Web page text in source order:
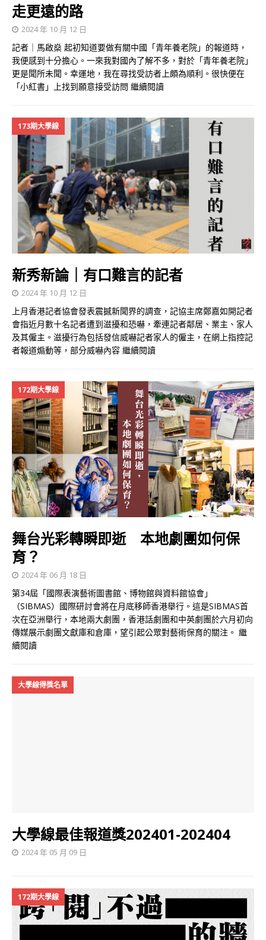
走更遠的路
2024 年 10 月 12 日
記者｜馬啟燊 起初知道要做有關中國「青年養老院」的報道時，
我便感到十分擔心。一來我對國內了解不多，對於「青年養老院」
更是聞所未聞。幸運地，我在尋找受訪者上頗為順利。很快便在
「小紅書」上找到願意接受訪問 繼續閱讀
173期大學線
新秀新論｜有口難言的記者
2024 年 10 月 12 日
上月香港記者協會發表震撼新聞界的調查，記協主席鄭嘉如開記者
會指近月數十名記者遭到滋擾和恐嚇，牽連記者鄰居、業主、家人
及其僱主。滋擾行為包括發信威嚇記者家人的僱主，在網上指控記
者報道煽動等，部分威嚇內容 繼續閱讀
172期大學線
舞台光彩轉瞬即逝 本地劇團如何保
育？
2024 年 06 月 18 日
第34屆「國際表演藝術圖書館、博物館與資料館協會」
（SIBMAS）國際研討會將在月底移師香港舉行。這是SIBMAS首
次在亞洲舉行，本地兩大劇團，香港話劇團和中英劇團於六月初向
傳媒展示劇團文獻庫和倉庫，望引起公眾對藝術保育的關注。 繼
續閱讀
大學線得獎名單
大學線最佳報道獎202401-202404
2024 年 05 月 09 日
172期大學線